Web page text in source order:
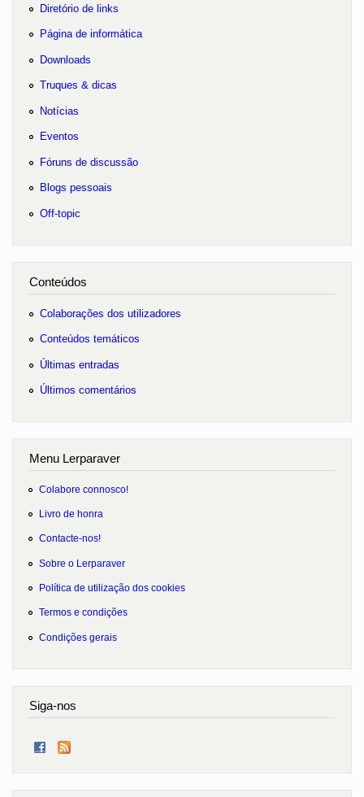
Diretório de links
Página de informática
Downloads
Truques & dicas
Notícias
Eventos
Fóruns de discussão
Blogs pessoais
Off-topic
Conteúdos
Colaborações dos utilizadores
Conteúdos temáticos
Últimas entradas
Últimos comentários
Menu Lerparaver
Colabore connosco!
Livro de honra
Contacte-nos!
Sobre o Lerparaver
Política de utilização dos cookies
Termos e condições
Condições gerais
Siga-nos